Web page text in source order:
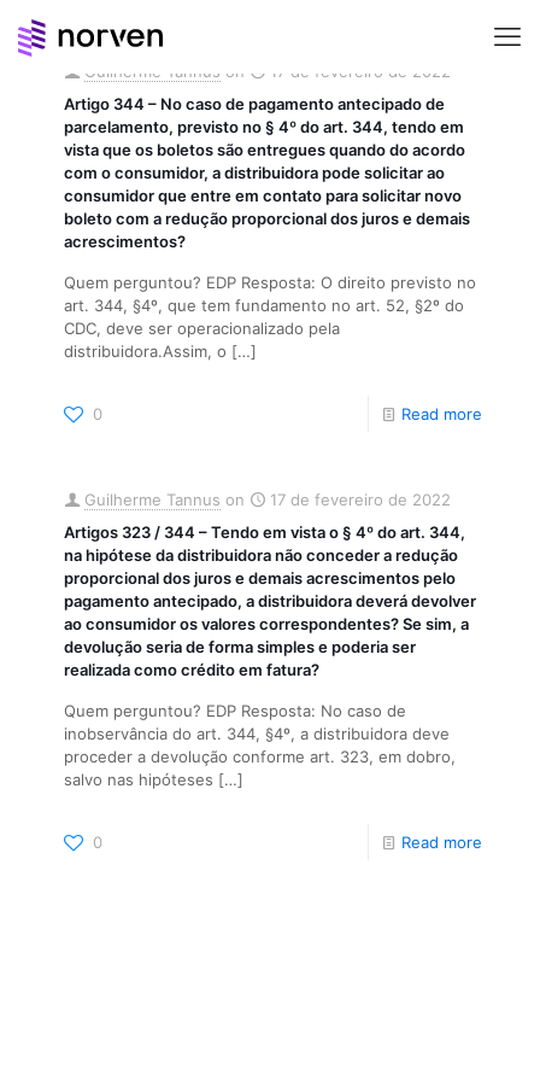
Guilherme Tannus on
17 de fevereiro de 2022
Artigo 344 – No caso de pagamento antecipado de
parcelamento, previsto no § 4º do art. 344, tendo em
vista que os boletos são entregues quando do acordo
com o consumidor, a distribuidora pode solicitar ao
consumidor que entre em contato para solicitar novo
boleto com a redução proporcional dos juros e demais
acrescimentos?
Quem perguntou? EDP Resposta: O direito previsto no
art. 344, §4º, que tem fundamento no art. 52, §2º do
CDC, deve ser operacionalizado pela
distribuidora.Assim, o […]
0 Read more
Guilherme Tannus on
17 de fevereiro de 2022
Artigos 323 / 344 – Tendo em vista o § 4º do art. 344,
na hipótese da distribuidora não conceder a redução
proporcional dos juros e demais acrescimentos pelo
pagamento antecipado, a distribuidora deverá devolver
ao consumidor os valores correspondentes? Se sim, a
devolução seria de forma simples e poderia ser
realizada como crédito em fatura?
Quem perguntou? EDP Resposta: No caso de
inobservância do art. 344, §4º, a distribuidora deve
proceder a devolução conforme art. 323, em dobro,
salvo nas hipóteses […]
0 Read more